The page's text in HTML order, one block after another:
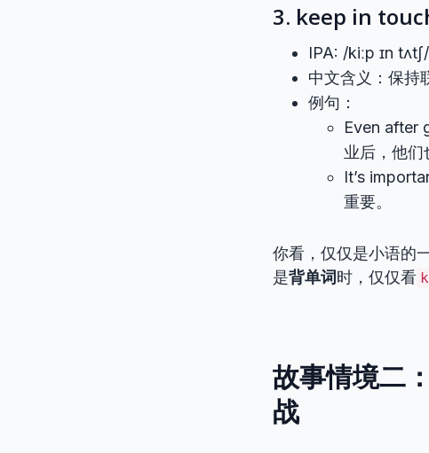
3. keep in
IPA: /kiːp ɪn tʌtʃ/
中文含义：保持
例句：
Even after
业后，他们
It’s
重要。
你看，仅仅是小语的
是背单词时，仅仅看
故事情境二
战